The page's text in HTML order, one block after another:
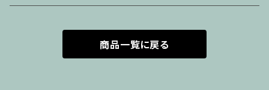
家族割適用プラン2
声楽ピアノ４５分レッスン
商品一覧に戻る